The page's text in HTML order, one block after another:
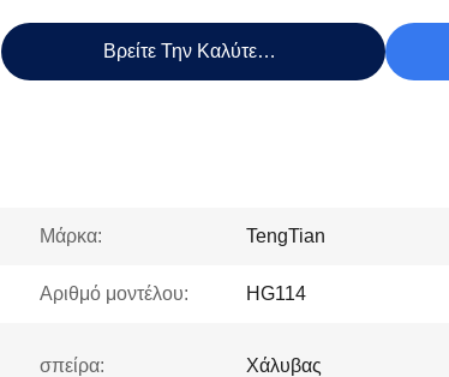
Βρείτε Την Καλύτερη Τιμή
Μάρκα: TengTian
Αριθμό μοντέλου: HG114
σπείρα: Χάλυβας